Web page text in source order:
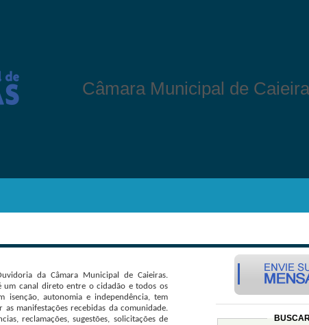
Câmara Municipal de
da Câmara Municipal de Caieiras.
um canal direto entre o cidadão e todos os
isenção, autonomia e independência, tem
manifestações recebidas da comunidade.
reclamações, sugestões, solicitações de